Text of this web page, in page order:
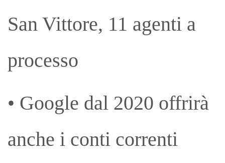
San Vittore, 11 agenti a
processo
• Google dal 2020 offrirà
anche i conti correnti